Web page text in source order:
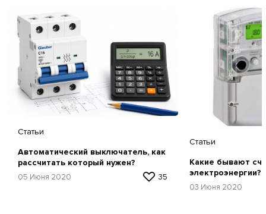
Статьи
Автоматический выключатель, как
рассчитать который нужен?
05 Июня 2020 35
Статьи
Какие бывают
электроэнергии?
03 Июня 2020